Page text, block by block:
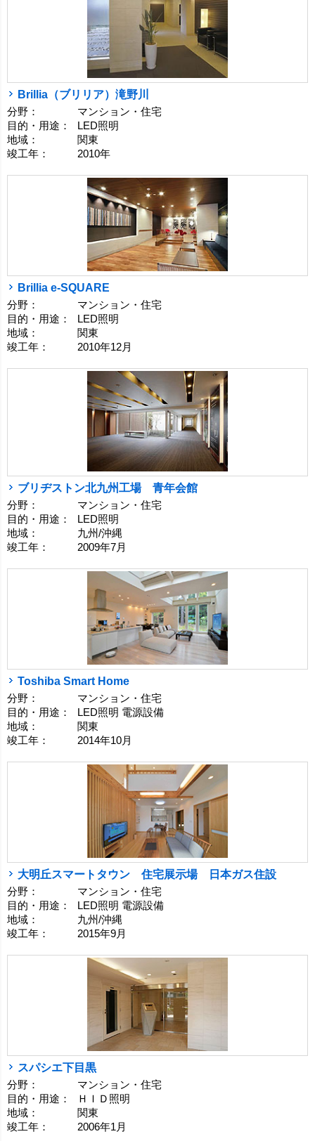
Brillia（ブリリア）滝野川
分野：
マンション・住宅
目的・用途：
LED照明
地域：
関東
竣工年：
2010年
Brillia e-SQUARE
分野：
マンション・住宅
目的・用途：
LED照明
地域：
関東
竣工年：
2010年12月
ブリヂストン北九州工場 青年会館
分野：
マンション・住宅
目的・用途：
LED照明
地域：
九州/沖縄
竣工年：
2009年7月
Toshiba Smart Home
分野：
マンション・住宅
目的・用途：
LED照明 電源設備
地域：
関東
竣工年：
2014年10月
大明丘スマートタウン 住宅展示場 日本ガス住設
分野：
マンション・住宅
目的・用途：
LED照明 電源設備
地域：
九州/沖縄
竣工年：
2015年9月
スパシエ下目黒
分野：
マンション・住宅
目的・用途：
ＨＩＤ照明
地域：
関東
竣工年：
2006年1月